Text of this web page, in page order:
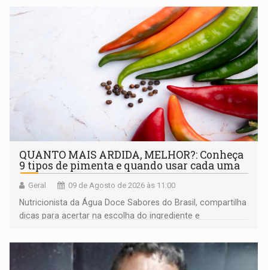
QUANTO MAIS ARDIDA, MELHOR?: Conheça
9 tipos de pimenta e quando usar cada uma
Geral 09 de Agosto de 2026 às 11:00
Nutricionista da Água Doce Sabores do Brasil, compartilha
dicas para acertar na escolha do ingrediente e